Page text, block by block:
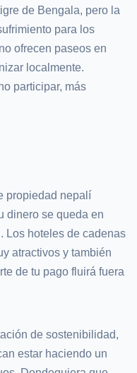
de Bengala, pero la
para los
ofrecen paseos en
localmente.
participar, más
propiedad nepalí
dinero se queda en
Los hoteles de cadenas
atractivos y también
de tu pago fluirá fuera
de sostenibilidad,
estar haciendo un